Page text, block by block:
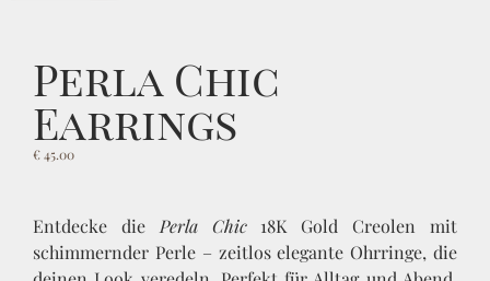
Perla Chic
Earrings
€45.00
Entdecke die Perla Chic18K Gold Creolen mit
schimmernder Perle – zeitlos elegante Ohrringe, die